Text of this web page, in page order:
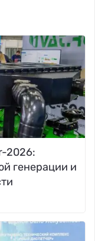
2026:
генерации и